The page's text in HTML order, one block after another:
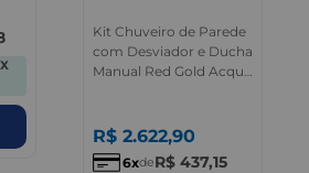
Kit Chuveiro de Parede
com Desviador e Ducha
Manual Red Gold Acqua
R$ 2.622,90
6 deR$ 437,15